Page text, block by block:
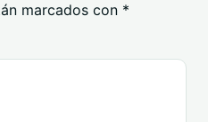
marcados con *